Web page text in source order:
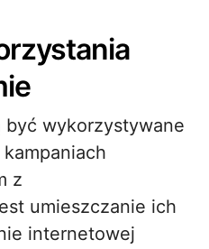
wykorzystywane
z
umieszczanie ich
internetowej